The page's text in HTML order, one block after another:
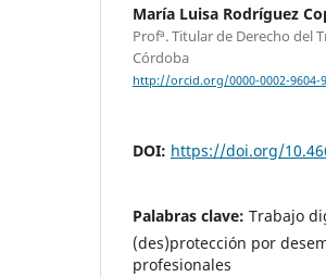
María Luisa Rodríguez
Profª. Titular de Derecho del
Córdoba
http://orcid.org/0000-0002-9604-
DOI: https://doi.org/
Palabras clave: Trabajo
(des)protección por
profesionales